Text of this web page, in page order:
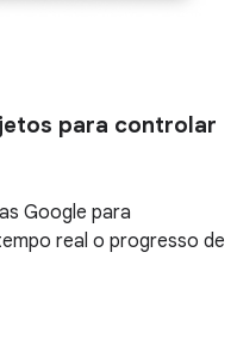
para controlar
Google para
real o progresso de